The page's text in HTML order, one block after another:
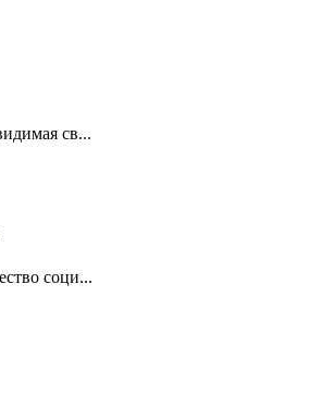
св...
соци...